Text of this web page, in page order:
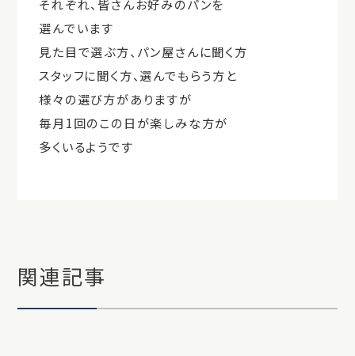
それぞれ、皆さんお好みのパンを
選んでいます
見た目で選ぶ方、パン屋さんに聞く方
スタッフに聞く方、選んでもらう方と
様々の選び方がありますが
毎月1回のこの日が楽しみな方が
多くいるようです
関連記事